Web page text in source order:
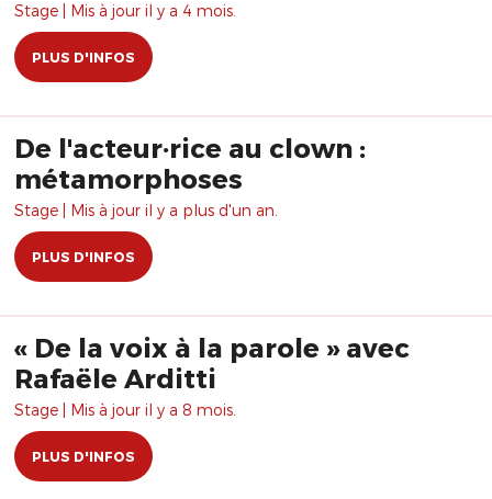
Stage | Mis à jour il y a 4 mois.
PLUS D'INFOS
De l'acteur·rice au clown :
métamorphoses
Stage | Mis à jour il y a plus d'un an.
PLUS D'INFOS
« De la voix à la parole » avec
Rafaële Arditti
Stage | Mis à jour il y a 8 mois.
PLUS D'INFOS